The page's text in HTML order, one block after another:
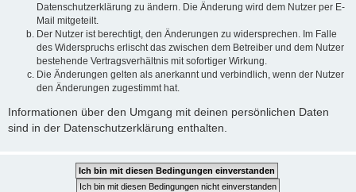
Datenschutzerklärung zu ändern. Die Änderung wird dem Nutzer per E-
Mail mitgeteilt.
Der Nutzer ist berechtigt, den Änderungen zu widersprechen. Im Falle
des Widerspruchs erlischt das zwischen dem Betreiber und dem Nutzer
bestehende Vertragsverhältnis mit sofortiger Wirkung.
Die Änderungen gelten als anerkannt und verbindlich, wenn der Nutzer
den Änderungen zugestimmt hat.
Informationen über den Umgang mit deinen persönlichen Daten
sind in der Datenschutzerklärung enthalten.